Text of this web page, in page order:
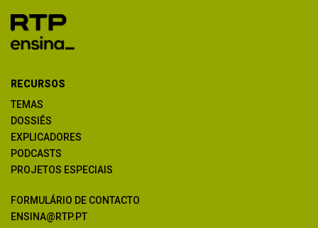
RECURSOS
TEMAS
DOSSIÊS
EXPLICADORES
PODCASTS
PROJETOS ESPECIAIS
FORMULÁRIO DE CONTACTO
ENSINA@RTP.PT